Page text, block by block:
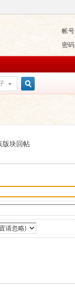
帐号
密码
索
版块回帖